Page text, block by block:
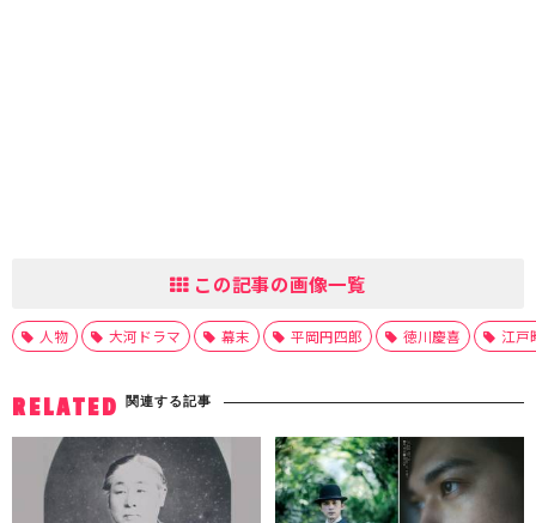
この記事の画像一覧
人物 大河ドラマ 幕末 平岡円四郎 徳川慶喜 江戸
RELATED 関連する記事